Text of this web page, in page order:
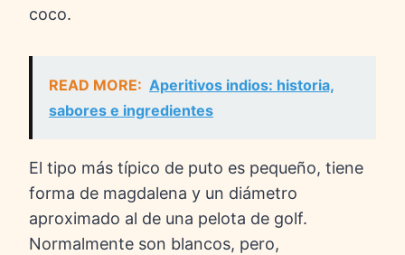
coco.
READ MORE: Aperitivos indios: historia,
sabores e ingredientes
El tipo más típico de puto es pequeño, tiene
forma de magdalena y un diámetro
aproximado al de una pelota de golf.
Normalmente son blancos, pero,